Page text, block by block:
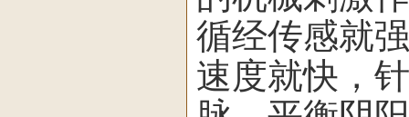
循经传感就
速度就快，